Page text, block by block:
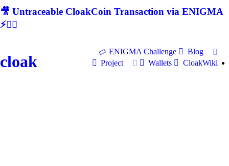
🎥 Untraceable CloakCoin Transaction via ENIGMA
⚡🕵‍♂
cloak
ENIGMA Challenge
Blog
Project
Wallets CloakWiki